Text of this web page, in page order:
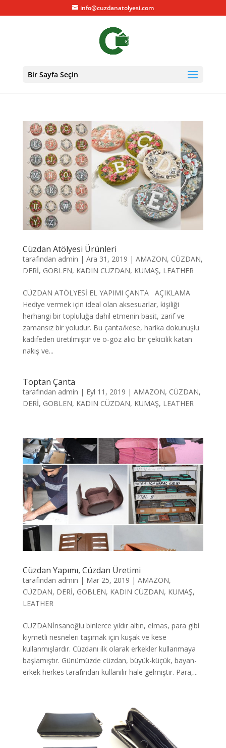
info@cuzdanatolyesi.com
Bir Sayfa Seçin
Cüzdan Atölyesi Ürünleri
tarafından admin | Ara 31, 2019 | AMAZON, CÜZDAN,
DERİ, GOBLEN, KADIN CÜZDAN, KUMAŞ, LEATHER
CÜZDAN ATÖLYESİ EL YAPIMI ÇANTA AÇIKLAMA
Hediye vermek için ideal olan aksesuarlar, kişiliği
herhangi bir topluluğa dahil etmenin basit, zarif ve
zamansız bir yoludur. Bu çanta/kese, harika dokunuşlu
kadifeden üretilmiştir ve o-göz alıcı bir çekicilik katan
nakış ve...
Toptan Çanta
tarafından admin | Eyl 11, 2019 | AMAZON, CÜZDAN,
DERİ, GOBLEN, KADIN CÜZDAN, KUMAŞ, LEATHER
Cüzdan Yapımı, Cüzdan Üretimi
tarafından admin | Mar 25, 2019 | AMAZON,
CÜZDAN, DERİ, GOBLEN, KADIN CÜZDAN, KUMAŞ,
LEATHER
CÜZDANİnsanoğlu binlerce yıldır altın, elmas, para gibi
kıymetli nesneleri taşımak için kuşak ve kese
kullanmışlardır. Cüzdanı ilk olarak erkekler kullanmaya
başlamıştır. Günümüzde cüzdan, büyük-küçük, bayan-
erkek herkes tarafından kullanılır hale gelmiştir. Para,...